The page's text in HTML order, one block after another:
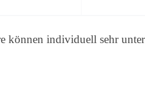
können individuell sehr